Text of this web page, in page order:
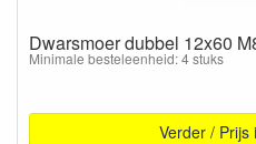
Dwarsmoer dubbel 12x60
Minimale besteleenheid: 4 stuks
Verder / Prijs